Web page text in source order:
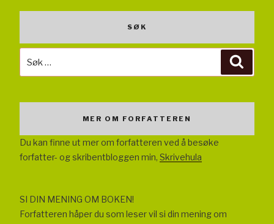
SØK
MER OM FORFATTEREN
Du kan finne ut mer om forfatteren ved å besøke
forfatter- og skribentbloggen min, Skrivehula
SI DIN MENING OM BOKEN!
Forfatteren håper du som leser vil si din mening om